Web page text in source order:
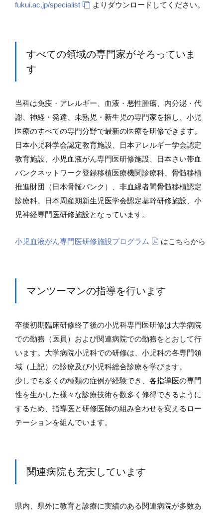
fukui.ac.jp/specialist
よりダウンロードしてください。
すべての領域の専門家がそろっていま
す
当科は免疫・アレルギー、血液・悪性腫瘍、内分泌・代
謝、神経・発達、未熟児・新生児の専門家を擁し、小児
医療のすべての専門分野で最新の医療を研修できます。
日本小児科学会認定教育施設、日本アレルギー学会認定
教育施設、小児血液がん専門医研修施設、日本さい帯血
バンクネットワーク登録移植医療機関診療科、骨髄移植
推進財団（日本骨髄バンク）、非血縁者間骨髄移植認定
診療科、日本周産期新生児医学会認定基幹研修施設、小
児神経専門医研修施設となっています。
小児血液がん専門医研修施設プログラム はこちらから
マンツーマンの指導を行います
卒後初期臨床研修終了後の小児科専門医研修は大学病院
での勤務（医員）および関連病院での勤務をとおして行
います。大学病院小児科での研修は、小児科の各専門領
域（上記）の診療及び小児科総合診療を学びます。
少しでも多くの種類の症例が経験でき、各指導医の専門
性を生かした様々な診療技術を数多く修得できるように
するため、指導医と研修医師の組み合わせを変えるロー
テーションを組んでいます。
関連病院も充実しています
県内、県外に教育と診療に実績のある関連病院が多数あ